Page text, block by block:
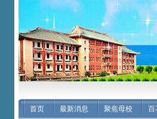
首页 最新消息 聚焦母校 百